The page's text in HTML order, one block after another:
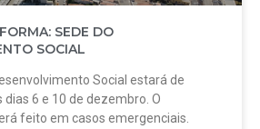
SEDE DO
SOCIAL
Social estará de
6 e 10 de dezembro. O
feito em casos emergenciais.